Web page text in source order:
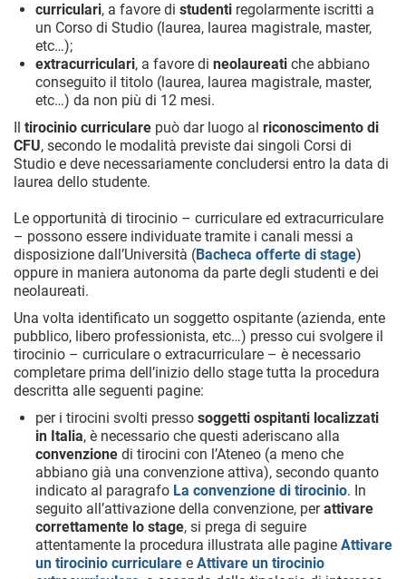
curriculari, a favore di studenti regolarmente iscritti a
un Corso di Studio (laurea, laurea magistrale, master,
etc…);
extracurriculari, a favore di neolaureati che abbiano
conseguito il titolo (laurea, laurea magistrale, master,
etc…) da non più di 12 mesi.
Il tirocinio curriculare può dar luogo al riconoscimento di
CFU, secondo le modalità previste dai singoli Corsi di
Studio e deve necessariamente concludersi entro la data di
laurea dello studente.
Le opportunità di tirocinio – curriculare ed extracurriculare
– possono essere individuate tramite i canali messi a
disposizione dall’Università (Bacheca offerte di stage)
oppure in maniera autonoma da parte degli studenti e dei
neolaureati.
Una volta identificato un soggetto ospitante (azienda, ente
pubblico, libero professionista, etc…) presso cui svolgere il
tirocinio – curriculare o extracurriculare – è necessario
completare prima dell’inizio dello stage tutta la procedura
descritta alle seguenti pagine:
per i tirocini svolti presso soggetti ospitanti localizzati
in Italia, è necessario che questi aderiscano alla
convenzione di tirocini con l’Ateneo (a meno che
abbiano già una convenzione attiva), secondo quanto
indicato al paragrafo La convenzione di tirocinio. In
seguito all’attivazione della convenzione, perattivare
correttamente lo stage, si prega di seguire
attentamente la procedura illustrata alle pagine Attivare
un tirocinio curriculare e Attivare un tirocinio